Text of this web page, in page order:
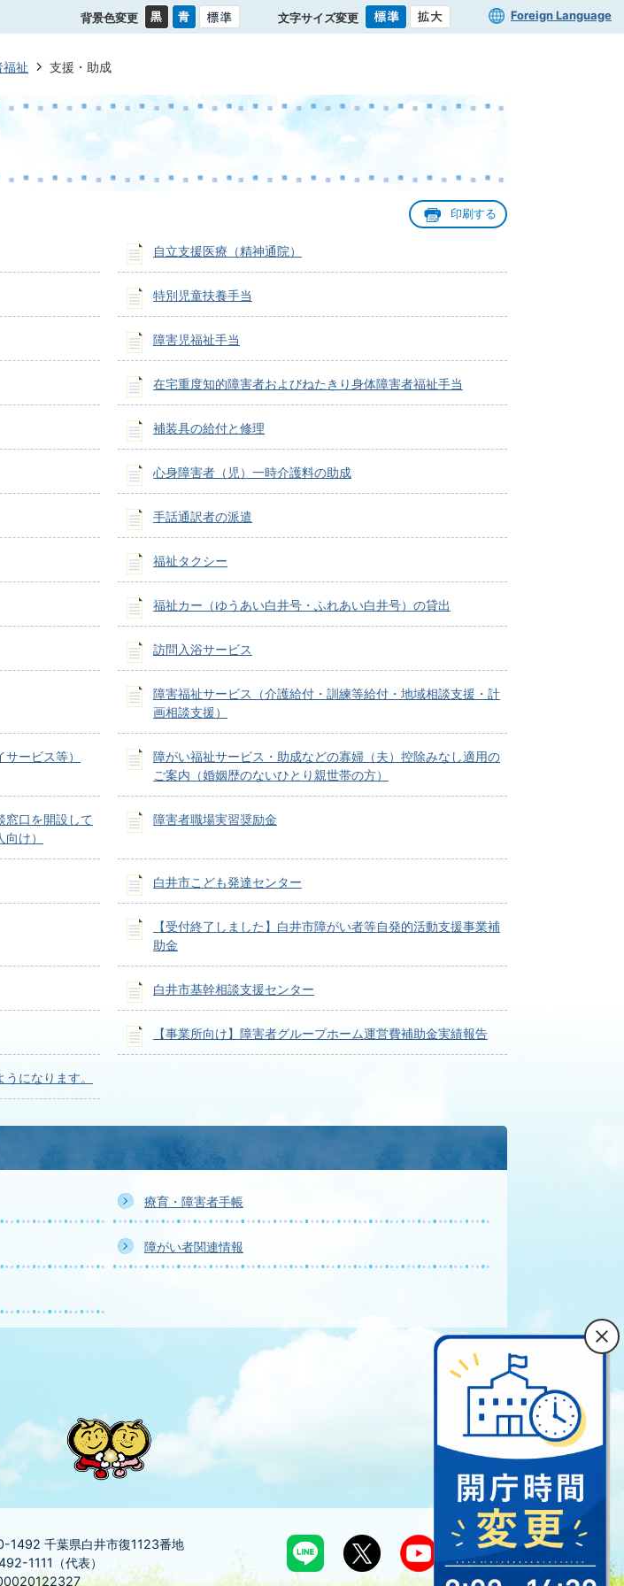
背景色変更 文字サイズ変更 Foreign Language
福祉 支援・助成
印刷する
自立支援医療（精神通院）
特別児童扶養手当
障害児福祉手当
在宅重度知的障害者およびねたきり身体障害者福祉手当
補装具の給付と修理
心身障害者（児）一時介護料の助成
手話通訳者の派遣
福祉タクシー
福祉カー（ゆうあい白井号・ふれあい白井号）の貸出
訪問入浴サービス
障害福祉サービス（介護給付・訓練等給付・地域相談支援・計
画相談支援）
ービス等）
障がい福祉サービス・助成などの寡婦（夫）控除みなし適用の
ご案内（婚姻歴のないひとり親世帯の方）
窓口を開設して
け）
障害者職場実習奨励金
白井市こども発達センター
【受付終了しました】白井市障がい者等自発的活動支援事業補
助金
白井市基幹相談支援センター
【事業所向け】障害者グループホーム運営費補助金実績報告
になります。
療育・障害者手帳
障がい者関連情報
1492 千葉県白井市復1123番地
1111（代表）